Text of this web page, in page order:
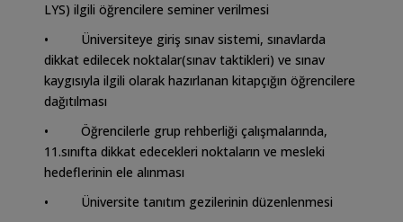
LYS) ilgili öğrencilere seminer verilmesi
• Üniversiteye giriş sınav sistemi, sınavlarda
dikkat edilecek noktalar(sınav taktikleri) ve sınav
kaygısıyla ilgili olarak hazırlanan kitapçığın öğrencilere
dağıtılması
• Öğrencilerle grup rehberliği çalışmalarında,
11.sınıfta dikkat edecekleri noktaların ve mesleki
hedeflerinin ele alınması
• Üniversite tanıtım gezilerinin düzenlenmesi